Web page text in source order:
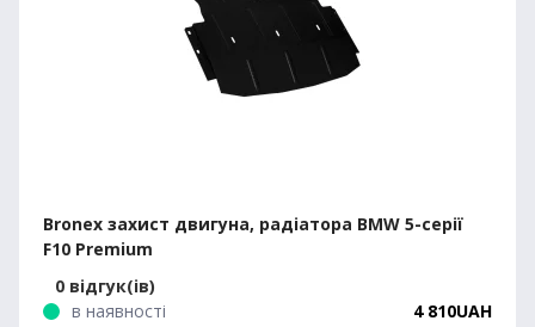
Bronex захист двигуна, радіатора BMW 5-серії
F10 Premium
0 відгук(ів)
в наявності
4 810UAH